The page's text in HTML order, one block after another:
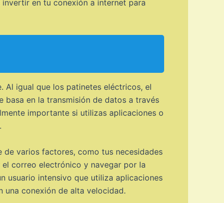
en tu conexión a internet para
Al igual que los patinetes eléctricos, el
basa en la transmisión de datos a través
importante si utilizas aplicaciones o
de varios factores, como tus necesidades
correo electrónico y navegar por la
usuario intensivo que utiliza aplicaciones
una conexión de alta velocidad.